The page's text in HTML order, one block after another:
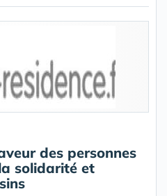
des personnes
solidarité et